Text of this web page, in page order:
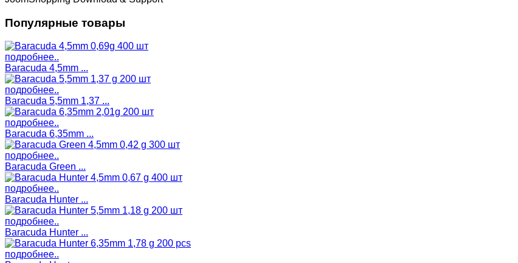
Популярные товары
подробнее..
Baracuda 4,5mm ...
подробнее..
Baracuda 5,5mm 1,37 ...
подробнее..
Baracuda 6,35mm ...
подробнее..
Baracuda Green ...
подробнее..
Baracuda Hunter ...
подробнее..
Baracuda Hunter ...
подробнее..